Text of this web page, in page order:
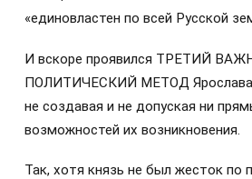
«единовластен по всей Русской
И вскоре проявился ТРЕТИЙ
ПОЛИТИЧЕСКИЙ МЕТОД Ярослава:
не создавая и не допуская ни
возможностей их возникновения.
Так, хотя князь не был жесток по